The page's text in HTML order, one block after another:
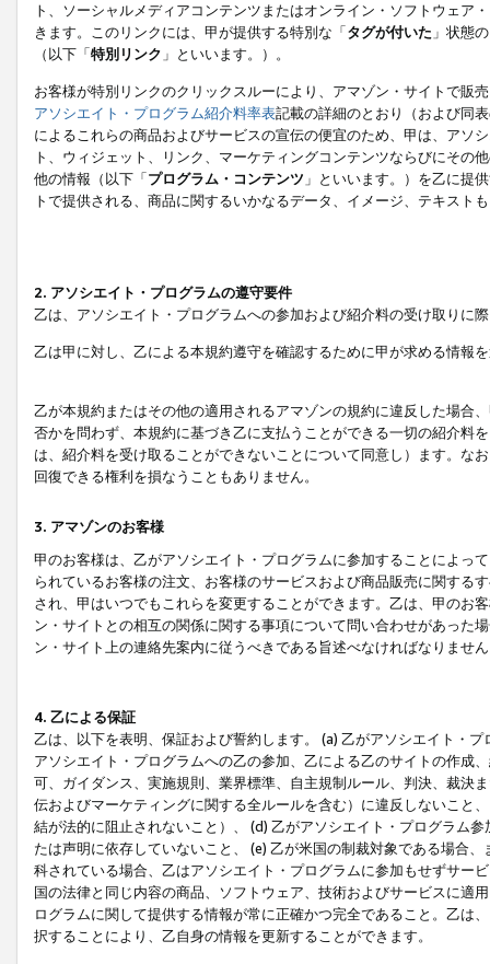
ト、ソーシャルメディアコンテンツまたはオンライン・ソフトウェア
きます。このリンクには、甲が提供する特別な「タグが付いた 」状態
（以下「特別リンク 」といいます。）。
お客様が特別リンクのクリックスルーにより、アマゾン・サイトで販
アソシエイト・プログラム紹介料率表記載の詳細のとおり（および同
によるこれらの商品およびサービスの宣伝の便宜のため、甲は、アソ
ト、ウィジェット、リンク、マーケティングコンテンツならびにその
他の情報（以下「プログラム・コンテンツ 」といいます。）を乙に提
トで提供される、商品に関するいかなるデータ、イメージ、テキス
2. アソシエイト・プログラムの遵守要件
乙は、アソシエイト・プログラムへの参加および紹介料の受け取りに
乙は甲に対し、乙による本規約遵守を確認するために甲が求める情報
乙が本規約またはその他の適用されるアマゾンの規約に違反した場合
否かを問わず、本規約に基づき乙に支払うことができる一切の紹介料
は、紹介料を受け取ることができないことについて同意し）ます。な
回復できる権利を損なうこともありません。
3. アマゾンのお客様
甲のお客様は、乙がアソシエイト・プログラムに参加することによっ
られているお客様の注文、お客様のサービスおよび商品販売に関する
され、甲はいつでもこれらを変更することができます。乙は、甲のお
ン・サイトとの相互の関係に関する事項について問い合わせがあった
ン・サイト上の連絡先案内に従うべきである旨述べなければなりませ
4. 乙による保証
乙は、以下を表明、保証および誓約します。 (a) 乙がアソシエイト・
アソシエイト・プログラムへの乙の参加、乙による乙のサイトの作成
可、ガイダンス、実施規則、業界標準、自主規制ルール、判決、裁決
伝およびマーケティングに関する全ルールを含む）に違反しないこと
結が法的に阻止されないこと）、 (d) 乙がアソシエイト・プログラム
たは声明に依存していないこと、 (e) 乙が米国の制裁対象である場合
科されている場合、乙はアソシエイト・プログラムに参加もせずサー
国の法律と同じ内容の商品、ソフトウェア、技術およびサービスに適
ログラムに関して提供する情報が常に正確かつ完全であること。乙は
択することにより、乙自身の情報を更新することができます。